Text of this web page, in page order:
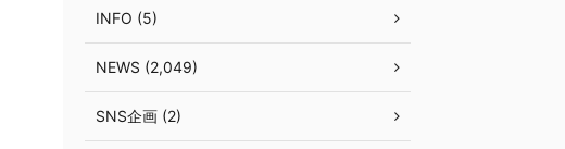
INFO (5)
NEWS (2,049)
SNS企画 (2)